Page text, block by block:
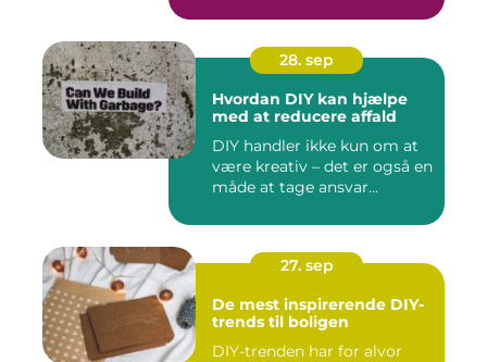
28. sep
Hvordan DIY kan hjælpe
med at reducere affald
DIY handler ikke kun om at
være kreativ – det er også en
måde at tage ansvar...
27. sep
De mest inspirerende DIY-
trends til boligen
DIY-trenden har for alvor